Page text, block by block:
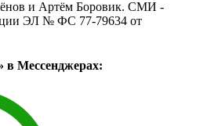
и Артём Боровик. CМИ -
ЭЛ № ФС 77-79634 от
в Мессенджерах: